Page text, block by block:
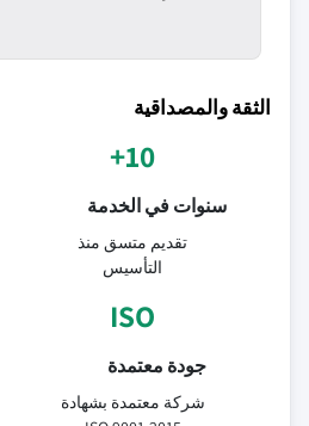
الثقة والمصداقية
10+
سنوات في الخدمة
تقديم متسق منذ
التأسيس
ISO
جودة معتمدة
شركة معتمدة بشهادة